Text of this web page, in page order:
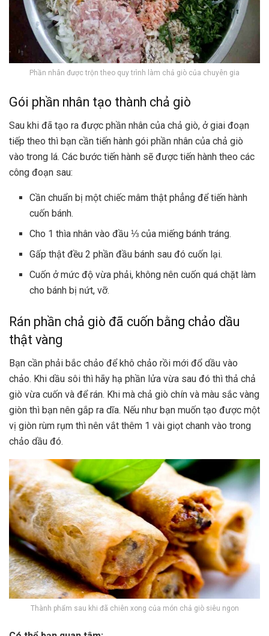
Phần nhân được trộn theo quy trình làm chả giò của chuyên gia
Gói phần nhân tạo thành chả giò
Sau khi đã tạo ra được phần nhân của chả giò, ở giai đoạn
tiếp theo thì bạn cần tiến hành gói phần nhân của chả giò
vào trong lá. Các bước tiến hành sẽ được tiến hành theo các
công đoạn sau:
Cần chuẩn bị một chiếc mâm thật phẳng để tiến hành
cuốn bánh.
Cho 1 thìa nhân vào đầu ⅓ của miếng bánh tráng.
Gấp thật đều 2 phần đầu bánh sau đó cuốn lại.
Cuốn ở mức độ vừa phải, không nên cuốn quá chặt làm
cho bánh bị nứt, vỡ.
Rán phần chả giò đã cuốn bằng chảo dầu
thật vàng
Bạn cần phải bắc chảo để khô chảo rồi mới đổ dầu vào
chảo. Khi dầu sôi thì hãy hạ phần lửa vừa sau đó thì thả chả
giò vừa cuốn và để rán. Khi mà chả giò chín và màu sắc vàng
giòn thì bạn nên gắp ra dĩa. Nếu như bạn muốn tạo được một
vị giòn rùm rụm thì nên vắt thêm 1 vài giọt chanh vào trong
chảo dầu đó.
Thành phẩm sau khi đã chiên xong của món chả giò siêu ngon